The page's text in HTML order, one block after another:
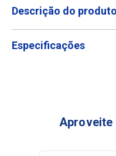
Descrição do produto
Especificações
Aproveite